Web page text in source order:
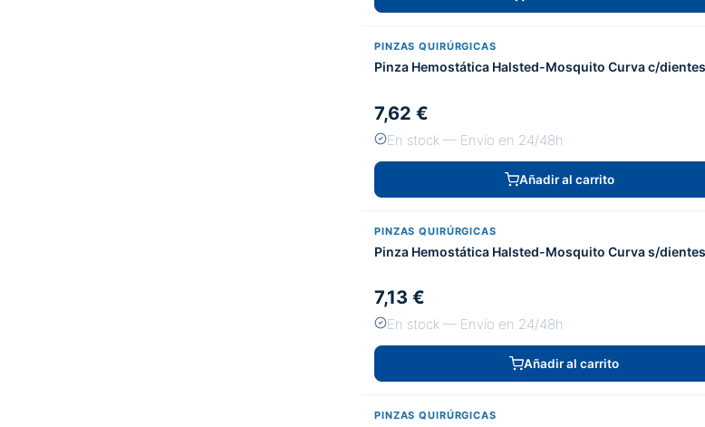
PINZAS QUIRÚRGICAS
Pinza Hemostática Halsted-Mosquito Curva c/
7,62 €
En stock — Envío en 24/48h
Añadir al carrito
PINZAS QUIRÚRGICAS
Pinza Hemostática Halsted-Mosquito Curva s/
7,13 €
En stock — Envío en 24/48h
Añadir al carrito
PINZAS QUIRÚRGICAS